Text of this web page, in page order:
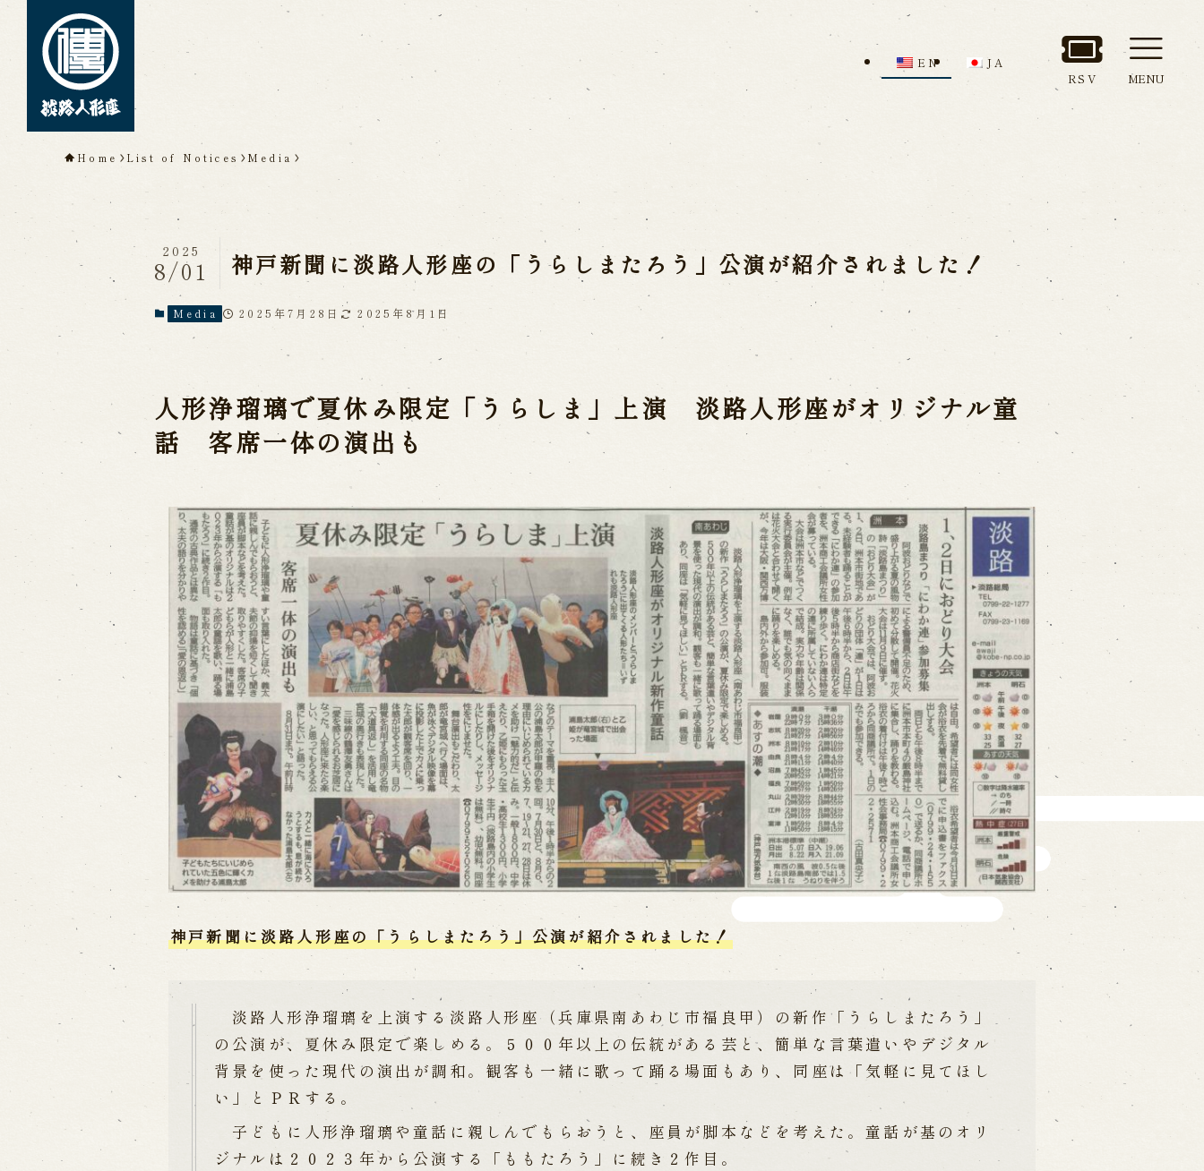
About Awaji Ningyoza(Awaji Puppet
Living National Treasure, the late Master
Tsuruzawa Tomoji
Origin of the Awaji Ningyoza
People trained at the Awaji Ningyoza
Inheriting Awaji Ningyo Joruri
Performances info
Performance Calendar
Current Performances
Touring show
Touring show
School Visit
海外旅行客向け特別公演「くにうみ」
History
Awaji Island and the Myth of the Birth of the
Nation
History of Awaji Ningyo Joruri
Awaji Ningyo Joruri's original performance
Awaji Ningyo Joruri (Puppet Theater) Spreading
Traditional Performing Arts in Minami-Awaji
City
Opening Dates and Admission
Indoor Introduction
Contact Us
FAQ Call us
Reservation
Online Reservation
Reservation via e-mail form
求人情報
※株式会社うずのくに南あわじの求人情報ページへ移動します
関連施設
通販サイトうずのくに
道の駅うずしお
うずの丘大鳴門橋記念館
EN JA
RSV MENU
Home List of Notices Media
神戸新聞に淡路人形座の「うらしまたろう」公演が紹介されました！
2025
8/01
Media 2025年7月28日 2025年8月1日
人形浄瑠璃で夏休み限定「うらしま」上演 淡路人形座がオリジナル童
話 客席一体の演出も
神戸新聞に淡路人形座の「うらしまたろう」公演が紹介されました！
淡路人形浄瑠璃を上演する淡路人形座（兵庫県南あわじ市福良甲）の新作「うらしまたろう」
の公演が、夏休み限定で楽しめる。５００年以上の伝統がある芸と、簡単な言葉遣いやデジタル
背景を使った現代の演出が調和。観客も一緒に歌って踊る場面もあり、同座は「気軽に見てほし
い」とＰＲする。
子どもに人形浄瑠璃や童話に親しんでもらおうと、座員が脚本などを考えた。童話が基のオリ
ジナルは２０２３年から公演する「ももたろう」に続き２作目。